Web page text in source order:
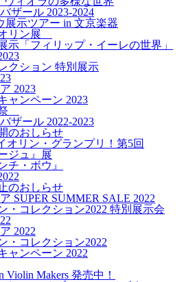
ザール 2023-2024
展示ツアー in 文京楽器
リン展
示「フィリップ・イーレの世界」
クション 特別展示
2023
ャンペーン 2023
祭
ザール 2022-2023
のおしらせ
オリン・グランプリ！第5回
ジュ』展
チ・ボウ』
のおしらせ
SUPER SUMMER SALE 2022
・コレクション2022 特別展示会
2022
・コレクション2022
ャンペーン 2022
Violin Makers 発売中！